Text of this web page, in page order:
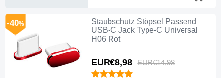
Staubschutz Stöpsel Passend
USB-C Jack Type-C Universal
H06 Rot
EUR€8,98 EUR€14,98
-40%